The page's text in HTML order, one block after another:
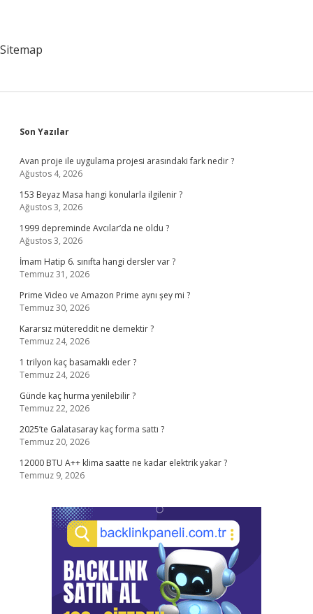
Sitemap
Sidebar
Son Yazılar
Avan proje ile uygulama projesi arasındaki fark nedir ?
Ağustos 4, 2026
153 Beyaz Masa hangi konularla ilgilenir ?
Ağustos 3, 2026
1999 depreminde Avcılar’da ne oldu ?
Ağustos 3, 2026
İmam Hatip 6. sınıfta hangi dersler var ?
Temmuz 31, 2026
Prime Video ve Amazon Prime aynı şey mi ?
Temmuz 30, 2026
Kararsız mütereddit ne demektir ?
Temmuz 24, 2026
1 trilyon kaç basamaklı eder ?
Temmuz 24, 2026
Günde kaç hurma yenilebilir ?
Temmuz 22, 2026
2025’te Galatasaray kaç forma sattı ?
Temmuz 20, 2026
12000 BTU A++ klima saatte ne kadar elektrik yakar ?
Temmuz 9, 2026